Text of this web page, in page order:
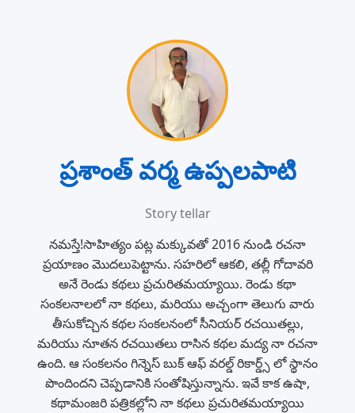
ప్రశాంత్ వర్మ ఉప్పలపాటి
Story tellar
నమస్తే!సాహిత్యం పట్ల మక్కువతో 2016 నుండి రచనా
ప్రయాణం మొదలుపెట్టాను. సహరిలో ఆకలి, తల్లీ గోదావరి
అనే రెండు కథలు ప్రచురితమయ్యాయి. రెండు కథా
సంకలనాలలో నా కథలు, మరియు అచ్చంగా తెలుగు వారు
తీసుకోచ్చిన కథల సంకలనంలో సీనియర్ రచయితల్లు,
మరియు నూతన రచయితలు రాసిన కథల మద్య నా రచనా
ఉంది. ఆ సంకలనం గిన్నెస్ బుక్ ఆఫ్ వరల్డ్ రికార్డ్స్ లో స్థానం
పొందిందని చెప్పడానికి సంతోషిస్తున్నాను. ఇవే కాక ఉషా,
కథామంజరి పత్రికల్లోని నా కథలు ప్రచురితమయ్యాయి